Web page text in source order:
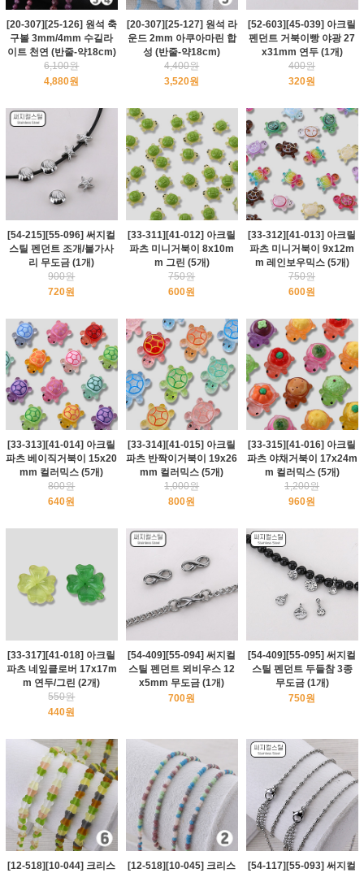
[20-307][25-126] 원석 축
구볼 3mm/4mm 수길라
이트 천연 (반줄-약18cm)
6,100원
4,880원
[20-307][25-127] 원석 라
운드 2mm 아쿠아마린 합
성 (반줄-약18cm)
4,400원
3,520원
[52-603][45-039] 아크릴
펜던트 거북이빵 야광 27
x31mm 연두 (1개)
400원
320원
[54-215][55-096] 써지컬
스틸 펜던트 조개/불가사
리 무도금 (1개)
900원
720원
[33-311][41-012] 아크릴
파츠 미니거북이 8x10m
m 그린 (5개)
750원
600원
[33-312][41-013] 아크릴
파츠 미니거북이 9x12m
m 레인보우믹스 (5개)
750원
600원
[33-313][41-014] 아크릴
파츠 베이직거북이 15x20
mm 컬러믹스 (5개)
800원
640원
[33-314][41-015] 아크릴
파츠 반짝이거북이 19x26
mm 컬러믹스 (5개)
1,000원
800원
[33-315][41-016] 아크릴
파츠 야채거북이 17x24m
m 컬러믹스 (5개)
1,200원
960원
[33-317][41-018] 아크릴
파츠 네잎클로버 17x17m
m 연두/그린 (2개)
550원
440원
[54-409][55-094] 써지컬
스틸 펜던트 뫼비우스 12
x5mm 무도금 (1개)
700원
[54-409][55-095] 써지컬
스틸 펜던트 두들참 3종
무도금 (1개)
750원
[12-518][10-044] 크리스 [12-518][10-045] 크리스 [54-117][55-093] 써지컬